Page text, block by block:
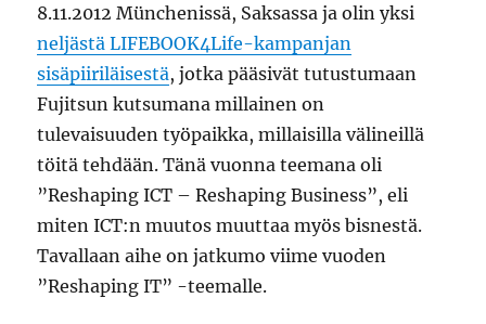
8.11.2012 Münchenissä, Saksassa ja olin yksi
neljästä LIFEBOOK4Life-kampanjan
sisäpiiriläisestä, jotka pääsivät tutustumaan
Fujitsun kutsumana millainen on
tulevaisuuden työpaikka, millaisilla välineillä
töitä tehdään. Tänä vuonna teemana oli
”Reshaping ICT – Reshaping Business”, eli
miten ICT:n muutos muuttaa myös bisnestä.
Tavallaan aihe on jatkumo viime vuoden
”Reshaping IT” -teemalle.